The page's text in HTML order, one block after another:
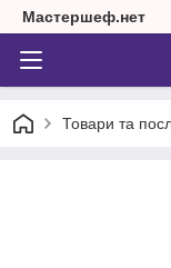
Мастершеф.нет
Товари та